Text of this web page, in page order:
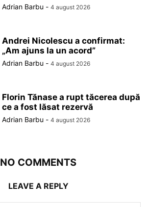
Adrian Barbu - 4 august 2026
Andrei Nicolescu a confirmat:
„Am ajuns la un acord”
Adrian Barbu - 4 august 2026
Florin Tănase a rupt tăcerea după
ce a fost lăsat rezervă
Adrian Barbu - 4 august 2026
NO COMMENTS
LEAVE A REPLY